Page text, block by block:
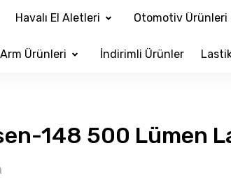
Havalı El Aletleri Otomotiv Ürünleri
Arm Ürünleri İndirimli Ürünler
148 500 Lümen